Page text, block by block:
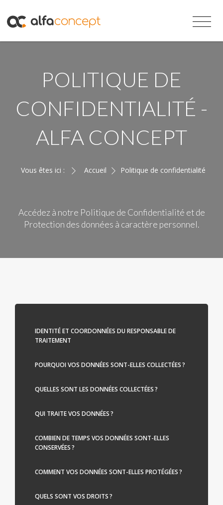
POLITIQUE DE
CONFIDENTIALITÉ -
ALFA CONCEPT
Vous êtes ici : Accueil Politique de confidentialité
Accédez à notre Politique de Confidentialité et de
Protection des données à caractère personnel.
IDENTITÉ ET COORDONNÉES DU RESPONSABLE DE
TRAITEMENT
POURQUOI VOS DONNÉES SONT-ELLES COLLECTÉES ?
QUELLES SONT LES DONNÉES COLLECTÉES ?
QUI TRAITE VOS DONNÉES ?
COMBIEN DE TEMPS VOS DONNÉES SONT-ELLES
CONSERVÉES ?
COMMENT VOS DONNÉES SONT-ELLES PROTÉGÉES ?
QUELS SONT VOS DROITS ?